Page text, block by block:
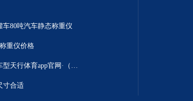
车80吨汽车静态称重仪
重仪价格
自动识别车牌车型天行体育app官网·（中国大陆）官方网站
寸合适